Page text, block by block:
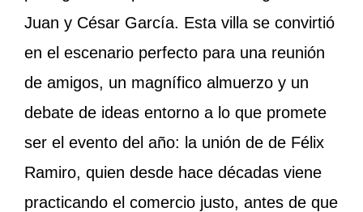
Juan y César García. Esta villa se convirtió
en el escenario perfecto para una reunión
de amigos, un magnífico almuerzo y un
debate de ideas entorno a lo que promete
ser el evento del año: la unión de de Félix
Ramiro, quien desde hace décadas viene
practicando el comercio justo, antes de que